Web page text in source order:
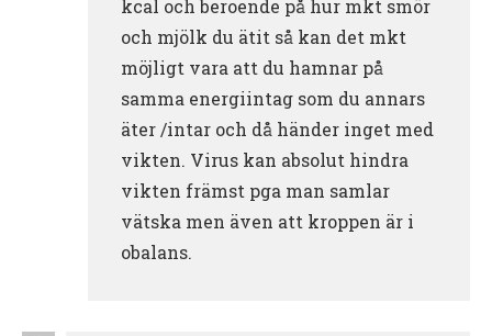
kcal och beroende på hur mkt smör
och mjölk du ätit så kan det mkt
möjligt vara att du hamnar på
samma energiintag som du annars
äter /intar och då händer inget med
vikten. Virus kan absolut hindra
vikten främst pga man samlar
vätska men även att kroppen är i
obalans.